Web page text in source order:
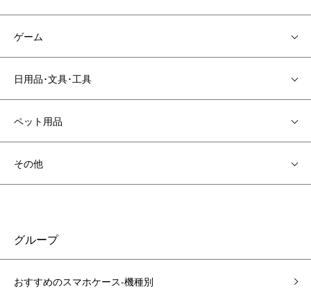
ゲーム
日用品･文具･工具
ペット用品
その他
グループ
おすすめのスマホケース-機種別